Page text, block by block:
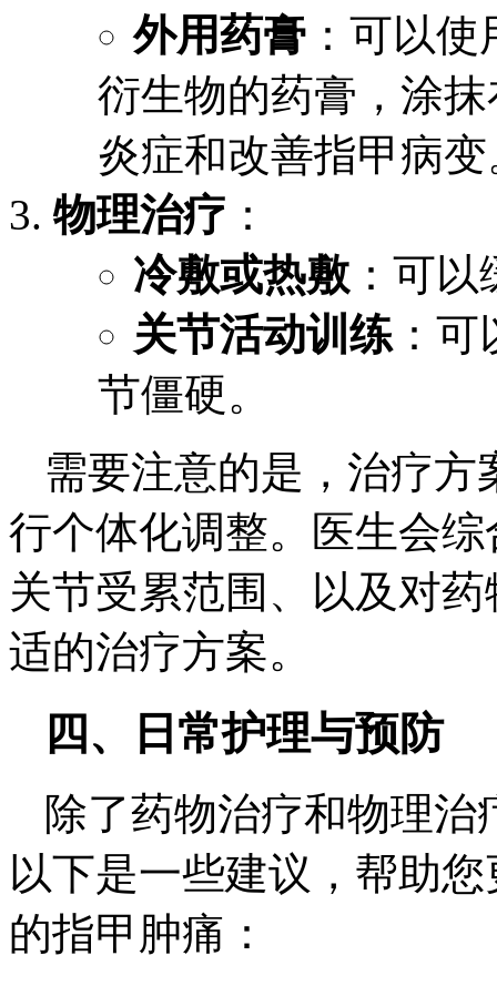
外用药膏 ：可以
衍生物的药膏，涂
炎症和改善指甲病
物理治疗 ：
冷敷或热敷 ：可
关节活动训练 ：
节僵硬。
需要注意的是，治疗
行个体化调整。医生会
关节受累范围、以及对
适的治疗方案。
四、日常护理与预防
除了药物治疗和物理
以下是一些建议，帮助
的指甲肿痛：